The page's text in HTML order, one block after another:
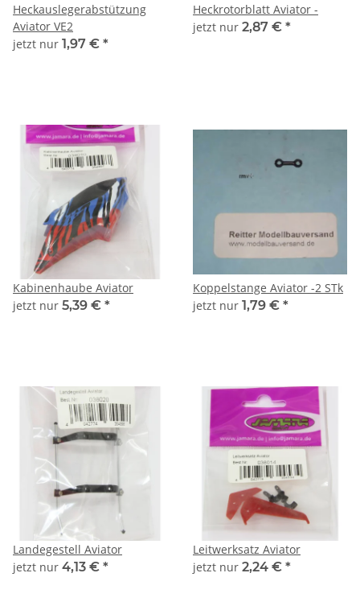
Heckauslegerabstützung
Aviator VE2
jetzt nur 1,97 € *
Heckrotorblatt Aviator -
jetzt nur 2,87 € *
Kabinenhaube Aviator
jetzt nur 5,39 € *
Koppelstange Aviator -2 STk
jetzt nur 1,79 € *
Landegestell Aviator
jetzt nur 4,13 € *
Leitwerksatz Aviator
jetzt nur 2,24 € *